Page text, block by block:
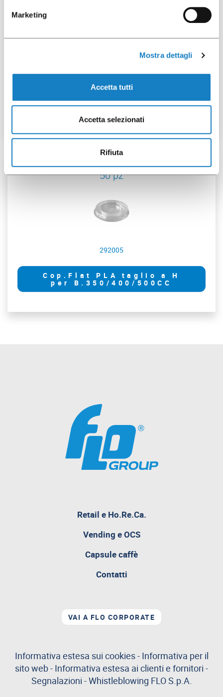
Marketing
Mostra dettagli
Accetta tutti
Accetta selezionati
Rifiuta
per B.350/400/500CC
50 pz
292005
Cop.Flat PLA taglio a H
per B.350/400/500CC
Retail e Ho.Re.Ca.pagina
Vending e OCS
Capsule caffè
Contatti
VAI A FLO CORPORATE
Informativa estesa sui cookies- Informativa per il
sito web- Informativa estesa ai clienti e fornitori -
Segnalazioni -Whistleblowing FLO S.p.A.